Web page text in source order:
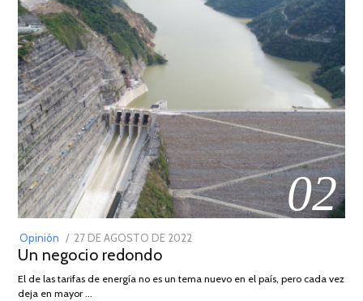
02
Opinión
POSTED
ON
27 DE AGOSTO DE 2022
DE
Un negocio redondo
El de las tarifas de energía no es un tema nuevo en el país, pero cada vez
deja en mayor …